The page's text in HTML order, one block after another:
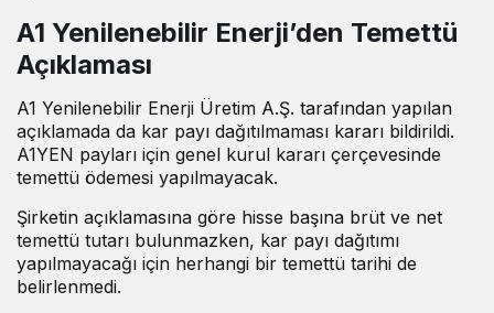
A1 Yenilenebilir Enerji’den Temettü
Açıklaması
A1 Yenilenebilir Enerji Üretim A.Ş. tarafından yapılan
açıklamada da kar payı dağıtılmaması kararı bildirildi.
A1YEN payları için genel kurul kararı çerçevesinde
temettü ödemesi yapılmayacak.
Şirketin açıklamasına göre hisse başına brüt ve net
temettü tutarı bulunmazken, kar payı dağıtımı
yapılmayacağı için herhangi bir temettü tarihi de
belirlenmedi.